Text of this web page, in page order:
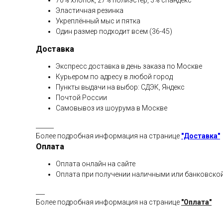
Эластичная резинка
Укреплённый мыс и пятка
Один размер подходит всем (36-45)
Доставка
Экспресс доставка в день заказа по Москве
Курьером по адресу в любой город
Пункты выдачи на выбор: СДЭК, Яндекс
Почтой России
Самовывоз из шоурума в Москве
Более подробная информация на странице "Доставка"
Оплата
Оплата онлайн на сайте
Оплата при получении наличными или
Более подробная информация на странице "Оплата"